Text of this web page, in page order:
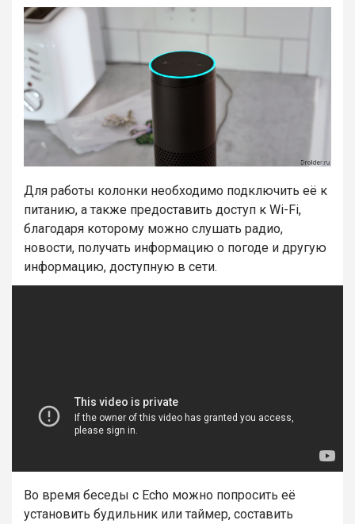
Для работы колонки необходимо подключить её к
питанию, а также предоставить доступ к Wi-Fi,
благодаря которому можно слушать радио,
новости, получать информацию о погоде и другую
информацию, доступную в сети.
Во время беседы с Echo можно попросить её
установить будильник или таймер, составить